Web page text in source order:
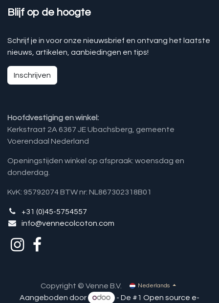
Blijf op de hoogte
Schrijf je in voor onze nieuwsbrief en ontvang het laatste
nieuws, artikelen, aanbiedingen en tips!
Inschrijven
Hoofdvestiging en winkel:
Kerkstraat 2A 6367 JE Ubachsberg, gemeente
Voerendaal Nederland
Openingstijden winkel op afspraak: woensdag en
donderdag.
KvK: 95792074 BTW nr: NL867302318B01
+31 (0)45-5754557
info@vennecolcoton.com
Copyright © Venne B.V. Nederlands
Aangeboden door - De #1 Open source e-